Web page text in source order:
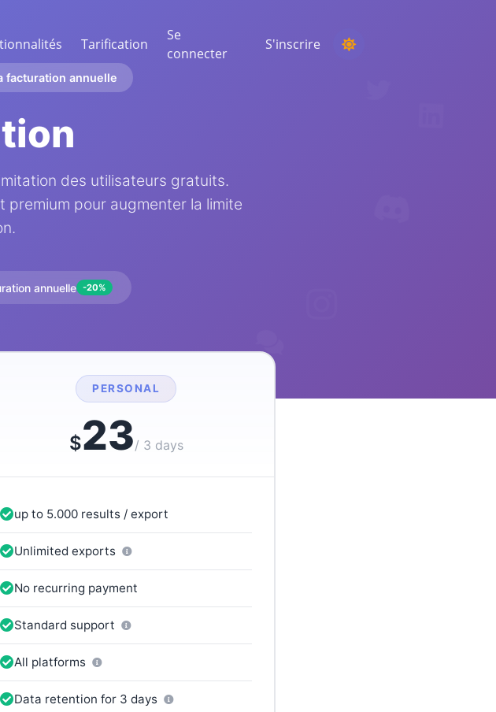
les plus précises
de sentiment sur les
ou réactions.
ÉCOUTE ET INTELLIGENCE
Découvrez les tendances critiques pour
Tarification
Se
connecter
S'inscrire
facturation annuelle
des utilisateurs gratuits.
premium pour augmenter la limite
annuelle -20%
PERSONAL
$23/ 3 days
up to 5.000 results / export
Unlimited exports
No recurring payment
Standard support
All platforms
Data retention for 3 days